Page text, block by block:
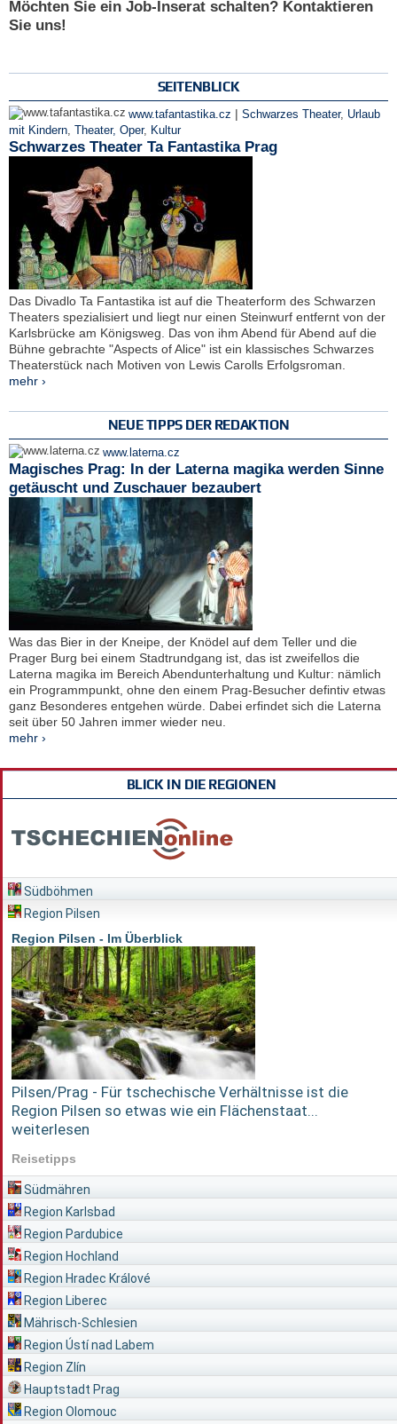
Möchten Sie ein Job-Inserat schalten? Kontaktieren
Sie uns!
SEITENBLICK
www.tafantastika.cz | Schwarzes Theater, Urlaub
mit Kindern, Theater, Oper, Kultur
Schwarzes Theater Ta Fantastika Prag
Das Divadlo Ta Fantastika ist auf die Theaterform des Schwarzen
Theaters spezialisiert und liegt nur einen Steinwurf entfernt von der
Karlsbrücke am Königsweg. Das von ihm Abend für Abend auf die
Bühne gebrachte "Aspects of Alice" ist ein klassisches Schwarzes
Theaterstück nach Motiven von Lewis Carolls Erfolgsroman.
mehr ›
NEUE TIPPS DER REDAKTION
www.laterna.cz
Magisches Prag: In der Laterna magika werden Sinne
getäuscht und Zuschauer bezaubert
Was das Bier in der Kneipe, der Knödel auf dem Teller und die
Prager Burg bei einem Stadtrundgang ist, das ist zweifellos die
Laterna magika im Bereich Abendunterhaltung und Kultur: nämlich
ein Programmpunkt, ohne den einem Prag-Besucher defintiv etwas
ganz Besonderes entgehen würde. Dabei erfindet sich die Laterna
seit über 50 Jahren immer wieder neu.
mehr ›
BLICK IN DIE REGIONEN
Südböhmen
Region Pilsen
Region Pilsen - Im Überblick
Pilsen/Prag - Für tschechische Verhältnisse ist die
Region Pilsen so etwas wie ein Flächenstaat...
weiterlesen
Reisetipps
Südmähren
Region Karlsbad
Region Pardubice
Region Hochland
Region Hradec Králové
Region Liberec
Mährisch-Schlesien
Region Ústí nad Labem
Region Zlín
Hauptstadt Prag
Region Olomouc